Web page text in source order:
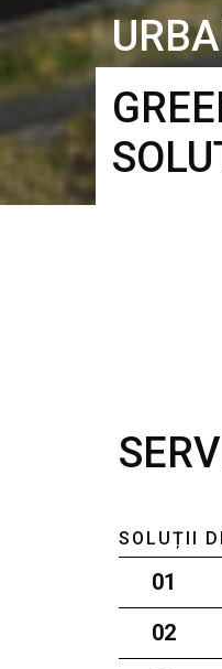
SOLUȚII
01
02